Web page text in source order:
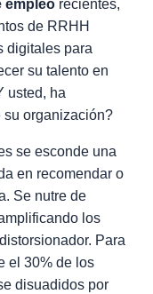
empleo recientes,
de RRHH
digitales para
su talento en
usted, ha
su organización?
se esconde una
en recomendar o
Se nutre de
los
Para
el 30% de los
disuadidos por